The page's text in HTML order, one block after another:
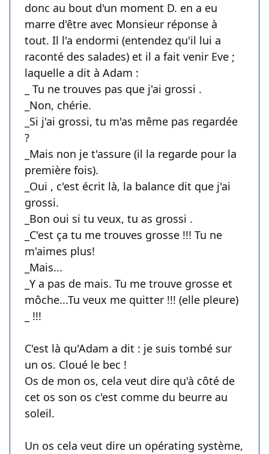
donc au bout d'un moment D. en a eu
marre d'être avec Monsieur réponse à
tout. Il l'a endormi (entendez qu'il lui a
raconté des salades) et il a fait venir Eve ;
laquelle a dit à Adam :
_ Tu ne trouves pas que j'ai grossi .
_Non, chérie.
_Si j'ai grossi, tu m'as même pas regardée
?
_Mais non je t'assure (il la regarde pour la
première fois).
_Oui , c'est écrit là, la balance dit que j'ai
grossi.
_Bon oui si tu veux, tu as grossi .
_C'est ça tu me trouves grosse !!! Tu ne
m'aimes plus!
_Mais...
_Y a pas de mais. Tu me trouve grosse et
môche...Tu veux me quitter !!! (elle pleure)
_ !!!
C'est là qu'Adam a dit : je suis tombé sur
un os. Cloué le bec !
Os de mon os, cela veut dire qu'à côté de
cet os son os c'est comme du beurre au
soleil.
Un os cela veut dire un opérating système,